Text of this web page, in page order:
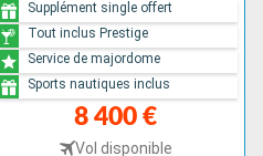
8 400 €
Vol disponible
Supplément single offert
Tout inclus Prestige
Service de majordome
Sports nautiques inclus